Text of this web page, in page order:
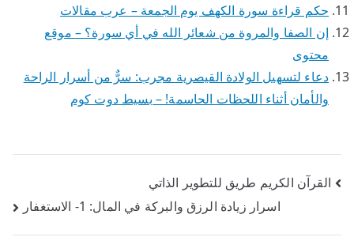
حكم قراءة سورة الكهف يوم الجمعة – عرب مقالات
إن الصفا والمروة من شعائر الله في أي سورة؟ – موقع
محتوى
دعاء لتسهيل الولادة القيصرية مجرب: سرٌّ من أسرار الراحة
والأمان أثناء اللحظات الحاسمة! – بسيط دوت كوم
تصفّح
المقالات
القرآن الكريم طريق للتطوير الذاتي
اسرار زيادة الرزق والبركة في المال: 1- الاستغفار